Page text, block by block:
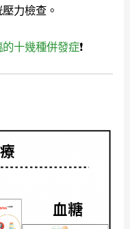
力檢查。
的十幾種併發症❗️